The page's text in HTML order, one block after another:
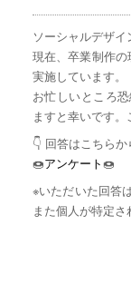
ソーシャルデザ
現在、卒業制作
実施しています。
お忙しいところ
ますと幸いです。
👇 回答はこちらか
🍩アンケート🍩
※いただいた回答
また個人が特定さ